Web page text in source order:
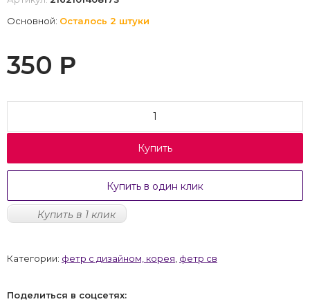
Основной: Осталось 2 штуки
350 Р
Купить
Купить в один клик
Купить в 1 клик
Категории: фетр с дизайном, корея фетр св
Поделиться в соцсетях: